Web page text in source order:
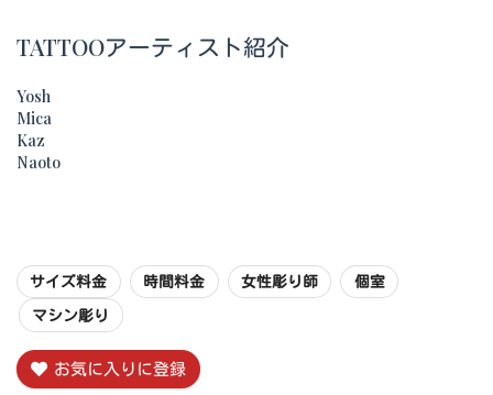
TATTOOアーティスト紹介
Yosh
Mica
Kaz
Naoto
サイズ料金 時間料金 女性彫り師
個室
マシン彫り
お気に入りに登録